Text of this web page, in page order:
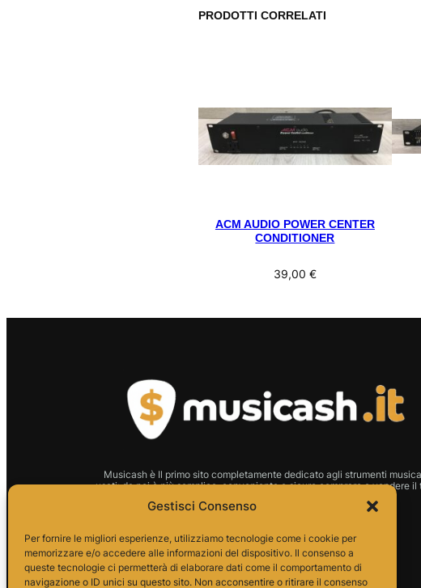
Gestisci Consenso
Per fornire le migliori esperienze, utilizziamo tecnologie come i cookie per
memorizzare e/o accedere alle informazioni del dispositivo. Il consenso a
queste tecnologie ci permetterà di elaborare dati come il comportamento di
navigazione o ID unici su questo sito. Non acconsentire o ritirare il consenso
PRODOTTI CORRELATI
ACM AUDIO POWER CENTER
CONDITIONER
39,00 €
Musicash è Il primo sito completamente dedicato agli strumenti
usati: da noi è più semplice, conveniente e sicuro comprare o vendere il
P.I.01666210628 Indirizzo:
Via Alessandro da Telese, 7
82037 Telese Terme